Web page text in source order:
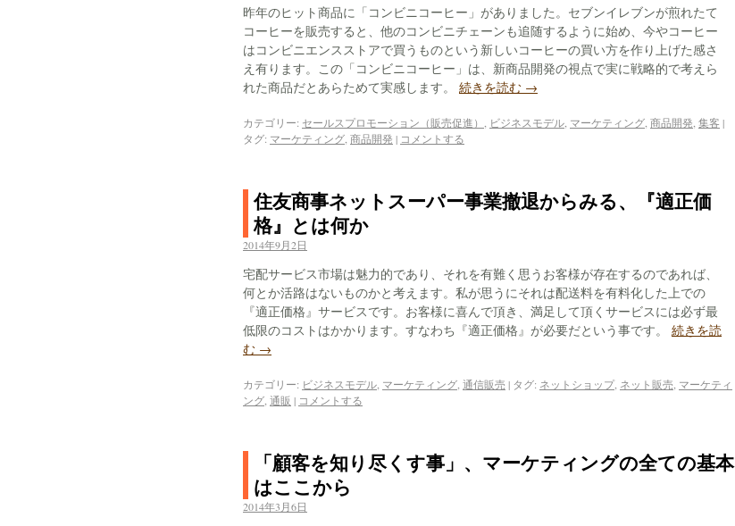
昨年のヒット商品に「コンビニコーヒー」がありました。セブンイレブンが煎れたて
コーヒーを販売すると、他のコンビニチェーンも追随するように始め、今やコーヒー
はコンビニエンスストアで買うものという新しいコーヒーの買い方を作り上げた感さ
え有ります。この「コンビニコーヒー」は、新商品開発の視点で実に戦略的で考えら
れた商品だとあらためて実感します。 続きを読む →
カテゴリー: セールスプロモーション（販売促進） ビジネスモデル マーケティング 商品開発 集客 |
タグ: マーケティング 商品開発 | コメントする
住友商事ネットスーパー事業撤退からみる、『適正価
格』とは何か
2014年9月2日
宅配サービス市場は魅力的であり、それを有難く思うお客様が存在するのであれば、
何とか活路はないものかと考えます。私が思うにそれは配送料を有料化した上での
『適正価格』サービスです。お客様に喜んで頂き、満足して頂くサービスには必ず最
低限のコストはかかります。すなわち『適正価格』が必要だという事です。 続きを読
む →
カテゴリー: ビジネスモデル マーケティング 通信販売 | タグ: ネットショップ ネット販売 マーケティ
ング 通販 | コメントする
「顧客を知り尽くす事」、マーケティングの全ての基本
はここから
2014年3月6日